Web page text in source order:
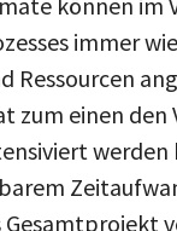
immer
Ressourcen
zum einen den
werden
Gesamtprojekt